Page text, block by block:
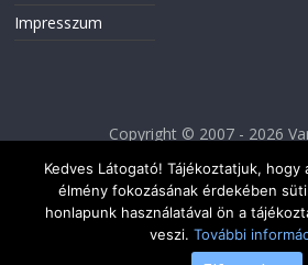
Impresszum
Copyright © 2007 - 2026
Kedves Látogató! Tájékoztatjuk, hogy
élmény fokozásának érdekében
honlapunk használatával ön a
veszi. További